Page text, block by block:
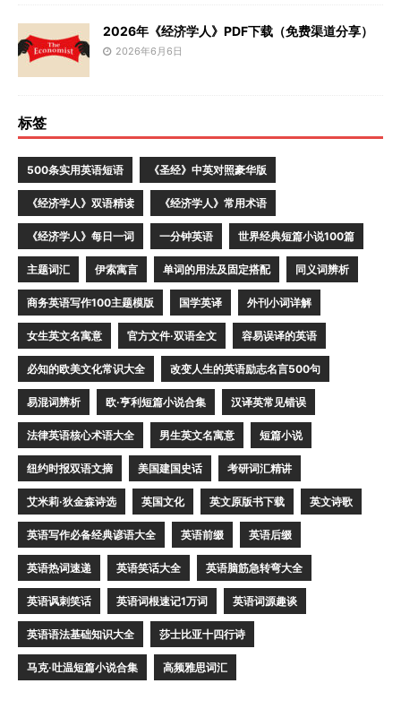
2026年《经济学人》PDF下载（免费渠道分享）
2026年6月6日
标签
500条实用英语短语 《圣经》中英对照豪华版
《经济学人》双语精读 《经济学人》常用术语
《经济学人》每日一词 一分钟英语 世界经典短篇小说100篇
主题词汇 伊索寓言 单词的用法及固定搭配 同义词辨析
商务英语写作100主题模版 国学英译 外刊小词详解
女生英文名寓意 官方文件·双语全文 容易误译的英语
必知的欧美文化常识大全 改变人生的英语励志名言500句
易混词辨析 欧·亨利短篇小说合集 汉译英常见错误
法律英语核心术语大全 男生英文名寓意 短篇小说
纽约时报双语文摘 美国建国史话 考研词汇精讲
艾米莉·狄金森诗选 英国文化 英文原版书下载 英文诗歌
英语写作必备经典谚语大全 英语前缀 英语后缀
英语热词速递 英语笑话大全 英语脑筋急转弯大全
英语讽刺笑话 英语词根速记1万词 英语词源趣谈
英语语法基础知识大全 莎士比亚十四行诗
马克·吐温短篇小说合集 高频雅思词汇